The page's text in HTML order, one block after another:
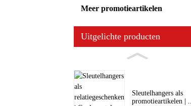
Meer promotieartikelen
Uitgelichte producten
Sleutelhangers als
promotieartikelen | ...